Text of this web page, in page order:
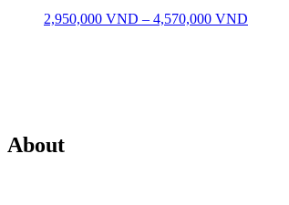
2,950,000 VND – 4,570,000 VND
About